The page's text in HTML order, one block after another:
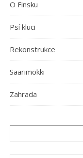
O Finsku
Psí kluci
Rekonstrukce
Saarimökki
Zahrada